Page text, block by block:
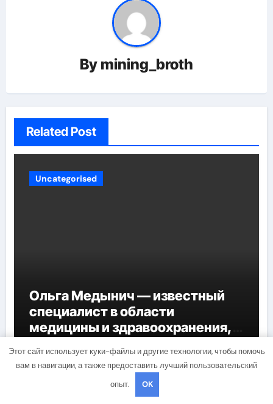
By mining_broth
Related Post
Uncategorised
Ольга Медынич — известный
специалист в области
медицины и здравоохранения,
работ и достоверных
исследований
Этот сайт использует куки-файлы и другие технологии, чтобы помочь
вам в навигации, а также предоставить лучший пользовательский
опыт.
OK